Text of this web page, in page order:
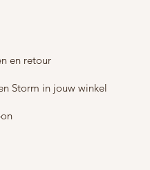
en retour
Storm in jouw winkel